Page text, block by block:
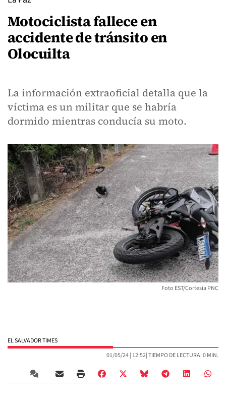
Motociclista fallece en
accidente de tránsito en
Olocuilta
La información extraoficial detalla que la
víctima es un militar que se habría
dormido mientras conducía su moto.
Foto EST/Cortesía PNC
EL SALVADOR TIMES
01/05/24 | 12:52| TIEMPO DE LECTURA: 0 MIN.